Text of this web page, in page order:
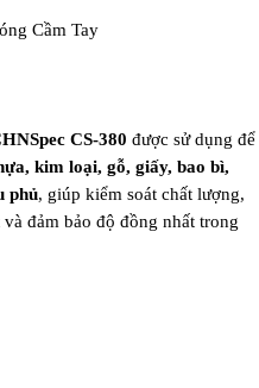
Cầm Tay
CS-380 được sử dụng để
kim loại, gỗ, giấy, bao bì,
phủ, giúp kiểm soát chất lượng,
đảm bảo độ đồng nhất trong